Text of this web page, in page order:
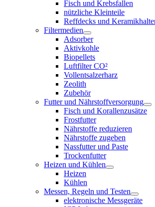
Fisch und Krebsfallen
nützliche Kleinteile
Reffdecks und
Filtermedien
Adsorber
Aktivkohle
Biopellets
Luftfilter CO²
Vollentsalzerharz
Zeolith
Zubehör
Futter und Nährstoffversorgung
Fisch und Korallenzusätze
Frostfutter
Nährstoffe reduzieren
Nährstoffe zugeben
Nassfutter und Paste
Trockenfutter
Heizen und Kühlen
Heizen
Kühlen
Messen, Regeln und Testen
elektronische Messgeräte